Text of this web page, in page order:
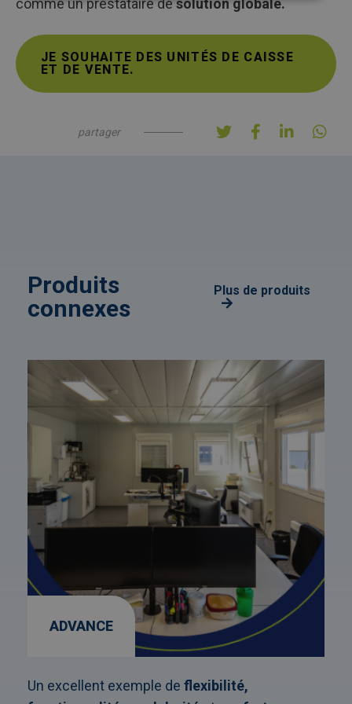
comme un prestataire desolution globale.
JE SOUHAITE DES UNITÉS DE CAISSE
ET DE VENTE.
partager
Produits
connexes
Plus de produits
ADVANCE
Un excellent exemple de flexibilité,
naarAdvance